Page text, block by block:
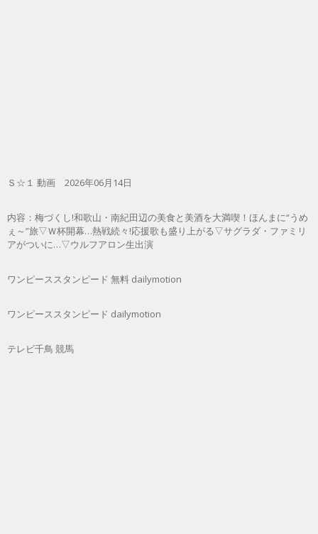
Ｓ☆１ 動画 2026年06月14日
内容：梅づくし!和歌山・南紀田辺の美食と美酒を大満喫！ほんまに“うめ
ぇ～”旅▽Ｗ杯開幕…熱戦続々!応援歌も盛り上がる▽サグラダ・ファミリ
アがついに…▽ウルフアロン生出演
ワンピーススタンピード 無料 dailymotion
ワンピーススタンピード dailymotion
テレビ千鳥 競馬